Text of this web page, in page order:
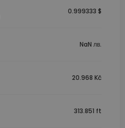
0.999333 $
NaN лв.
20.968 Kč
313.851 ft